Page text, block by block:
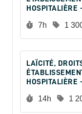
HOSPITALIÈRE
Durée :
7h Prix :
1
LAÏCITÉ,
HOSPITALIÈRE
Durée :
14h 1